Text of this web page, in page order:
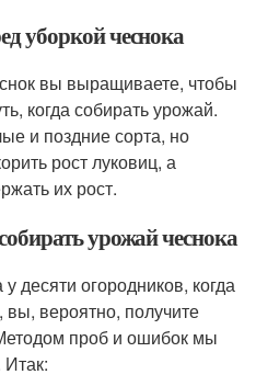
уборкой чеснока
вы выращиваете, чтобы
когда собирать урожай.
и поздние сорта, но
рост луковиц, а
их рост.
урожай чеснока
десяти огородников, когда
вы, вероятно, получите
проб и ошибок мы
Итак: